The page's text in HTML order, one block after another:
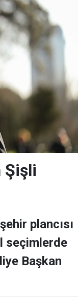
Şişli
plancısı
seçimlerde
Başkan